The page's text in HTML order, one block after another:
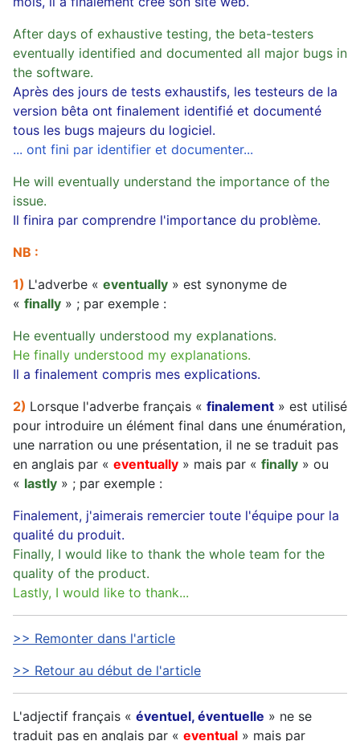
After days of exhaustive testing, the beta-testers
eventually identified and documented all major bugs in
the software.
Après des jours de tests exhaustifs, les testeurs de la
version bêta ont finalement identifié et documenté
tous les bugs majeurs du logiciel.
... ont fini par identifier et documenter...
He will eventually understand the importance of the
issue.
Il finira par comprendre l'importance du problème.
NB :
1) L'adverbe « eventually » est synonyme de
« finally » ; par exemple :
He eventually understood my explanations.
He finally understood my explanations.
Il a finalement compris mes explications.
2) Lorsque l'adverbe français « finalement » est utilisé
pour introduire un élément final dans une énumération,
une narration ou une présentation, il ne se traduit pas
en anglais par « eventually » mais par « finally » ou
« lastly » ; par exemple :
Finalement, j'aimerais remercier toute l'équipe pour la
qualité du produit.
Finally, I would like to thank the whole team for the
quality of the product.
Lastly, I would like to thank...
>> Remonter dans l'article
>> Retour au début de l'article
L'adjectif français « éventuel, éventuelle » ne se
traduit pas en anglais par « eventual » mais par